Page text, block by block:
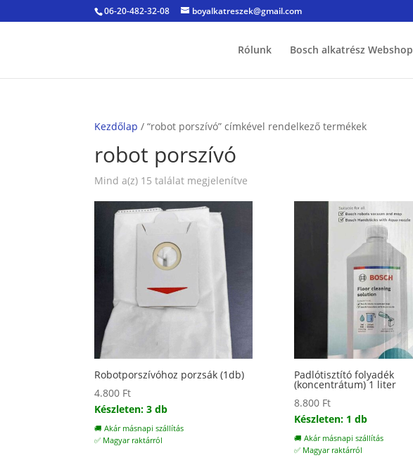
06-20-482-32-08 boyalkatreszek@gmail.com
Rólunk Bosch alkatrész Webshop
Kezdőlap / “robot porszívó” címkével rendelkező termékek
robot porszívó
Mind a(z) 15 találat megjelenítve
Robotporszívóhoz porzsák (1db)
4.800 Ft
Készleten: 3 db
🚚 Akár másnapi szállítás
✅ Magyar raktárról
Padlótisztító folyadék
(koncentrátum) 1 liter
8.800 Ft
Készleten: 1 db
🚚 Akár másnapi szállítás
✅ Magyar raktárról